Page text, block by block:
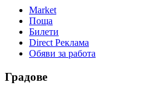
Market
Поща
Билети
Direct Реклама
Обяви за работа
Градове